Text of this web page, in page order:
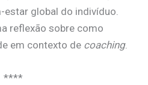
estar global do indivíduo.
reflexão sobre como
em contexto de coaching.
****